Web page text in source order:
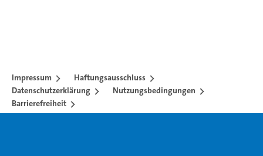
Impressum
Haftungsausschluss
Datenschutzerklärung
Nutzungsbedingungen
Barrierefreiheit